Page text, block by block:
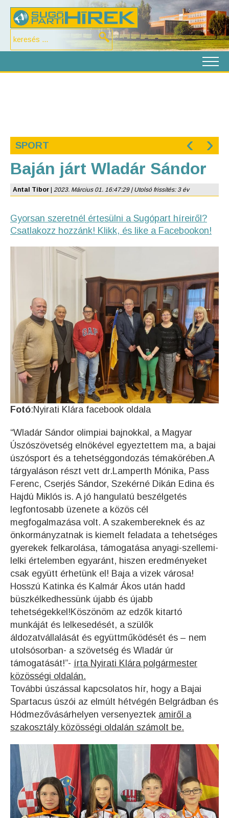
SPORT ‹ ›
Baján járt Wladár Sándor
Antal Tibor 2023. Március 01. 16:47:29 | Utolsó frissítés: 3 év
Gyorsan szeretnél értesülni a Sugópart híreiről?
Csatlakozz hozzánk! Klikk, és like a Facebookon!
Fotó:Nyirati Klára facebook oldala
“Wladár Sándor olimpiai bajnokkal, a Magyar
Úszószövetség elnökével egyeztettem ma, a bajai
úszósport és a tehetséggondozás témakörében.A
tárgyaláson részt vett dr.Lamperth Mónika, Pass
Ferenc, Cserjés Sándor, Szekérné Dikán Edina és
Hajdú Miklós is. A jó hangulatú beszélgetés
legfontosabb üzenete a közös cél
megfogalmazása volt. A szakembereknek és az
önkormányzatnak is kiemelt feladata a tehetséges
gyerekek felkarolása, támogatása anyagi-szellemi-
lelki értelemben egyaránt, hiszen eredményeket
csak együtt érhetünk el! Baja a vizek városa!
Hosszú Katinka és Kalmár Ákos után hadd
büszkélkedhessünk újabb és újabb
tehetségekkel!Köszönöm az edzők kitartó
munkáját és lelkesedését, a szülők
áldozatvállalását és együttműködését és – nem
utolsósorban- a szövetség és Wladár úr
támogatását!”- írta Nyirati Klára polgármester
közösségi oldalán.
További úszással kapcsolatos hír, hogy a Bajai
Spartacus úszói az elmúlt hétvégén Belgrádban és
Hódmezővásárhelyen versenyeztek amiről a
szakosztály közösségi oldalán számolt be.